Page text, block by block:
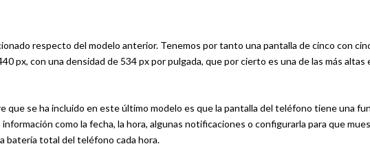
respecto del modelo anterior. Tenemos por tanto una pantalla de cinco con
px, con una densidad de 534 px por pulgada, que por cierto es una de las más
que se ha incluido en este último modelo es que la pantalla del teléfono tiene una
como la fecha, la hora, algunas notificaciones o configurarla para que
batería total del teléfono cada hora.